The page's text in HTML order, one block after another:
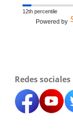
12th percentile
Powered by
Redes sociales